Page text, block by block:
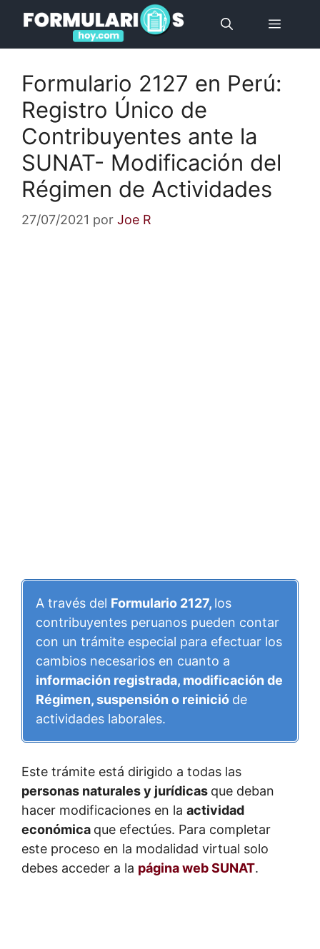
contenido
Menú
Formulario 2127 en Perú:
Registro Único de
Contribuyentes ante la
SUNAT- Modificación del
Régimen de Actividades
27/07/2021 por Joe R
A través del Formulario 2127, los
contribuyentes peruanos pueden contar
con un trámite especial para efectuar los
cambios necesarios en cuanto a
información registrada, modificación de
Régimen, suspensión o reinició de
actividades laborales.
Este trámite está dirigido a todas las
personas naturales y jurídicas que deban
hacer modificaciones en la actividad
económica que efectúes. Para completar
este proceso en la modalidad virtual solo
debes acceder a la página web SUNAT.